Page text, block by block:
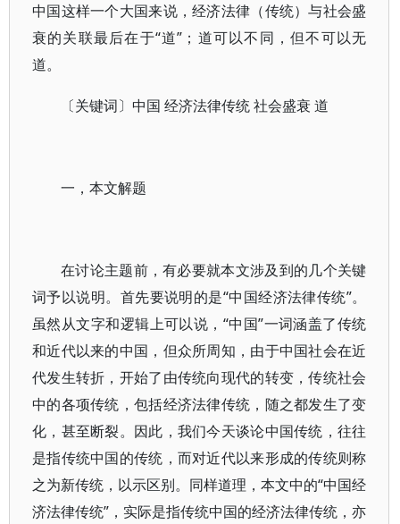
中国这样一个大国来说，经济法律（传统）与社会盛
衰的关联最后在于“道”；道可以不同，但不可以无
道。
〔关键词〕中国 经济法律传统 社会盛衰 道
一，本文解题
在讨论主题前，有必要就本文涉及到的几个关键
词予以说明。首先要说明的是“中国经济法律传统”。
虽然从文字和逻辑上可以说，“中国”一词涵盖了传统
和近代以来的中国，但众所周知，由于中国社会在近
代发生转折，开始了由传统向现代的转变，传统社会
中的各项传统，包括经济法律传统，随之都发生了变
化，甚至断裂。因此，我们今天谈论中国传统，往往
是指传统中国的传统，而对近代以来形成的传统则称
之为新传统，以示区别。同样道理，本文中的“中国经
济法律传统”，实际是指传统中国的经济法律传统，亦